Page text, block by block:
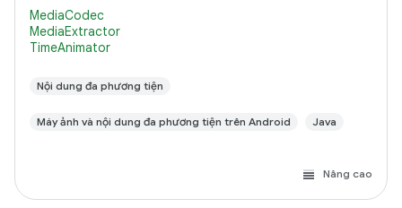
MediaCodec
MediaExtractor
TimeAnimator
Nội dung đa phương tiện
Máy ảnh và nội dung đa phương tiện trên Android Java
Nâng cao